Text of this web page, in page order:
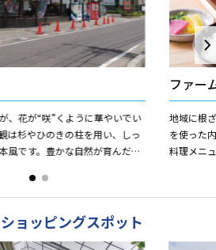
、花が“咲”くように華やいでい
は杉やひのきの柱を用い、しっ
風です。豊かな自然が育んだ、
ファー
地域に根
を使った
料理メニ
ョッピングスポット